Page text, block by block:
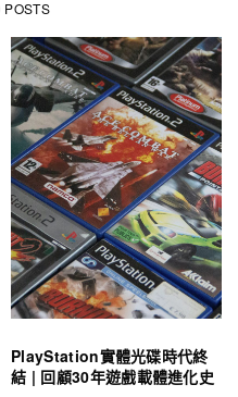
POSTS
PlayStation實體光碟時代終
結 | 回顧30年遊戲載體進化史